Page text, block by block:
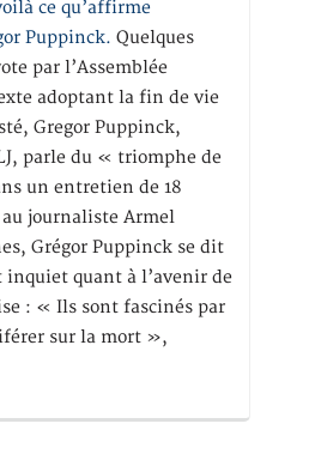
ce qu’affirme
Puppinck. Quelques
par l’Assemblée
adoptant la fin de vie
Gregor Puppinck,
parle du « triomphe de
un entretien de 18
journaliste Armel
Grégor Puppinck se dit
quant à l’avenir de
: « Ils sont fascinés par
sur la mort »,